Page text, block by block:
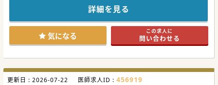
詳細を見る
気になる この求人に
問い合わせる
更新日 : 2026-07-22 医師求人ID : 456919